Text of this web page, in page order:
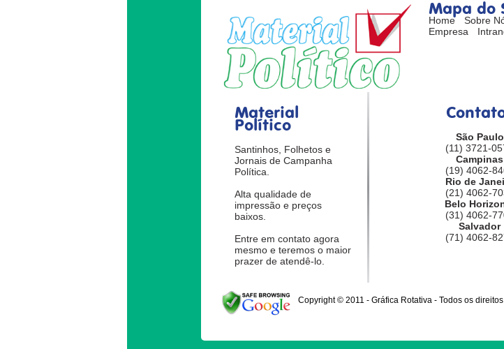
Mapa do
Home Sobre
Empresa
Material
Político
Santinhos, Folhetos e
Jornais de Campanha
Política.
Alta qualidade de
impressão e preços
baixos.
Entre em contato agora
mesmo e teremos o maior
prazer de atendê-lo.
São Paulo
(11) 3721-
Campinas
(19) 4062-
Rio de
(21) 4062-
Belo
(31) 4062-
Salvador
(71) 4062-
Copyright © 2011 - Gráfica Rotativa - Todos os